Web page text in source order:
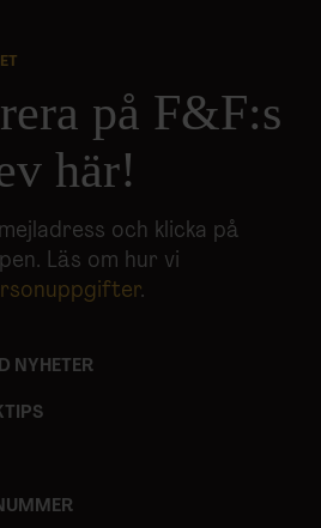
på F&F:s
här!
och klicka på
Läs om hur vi
.
NYHETER